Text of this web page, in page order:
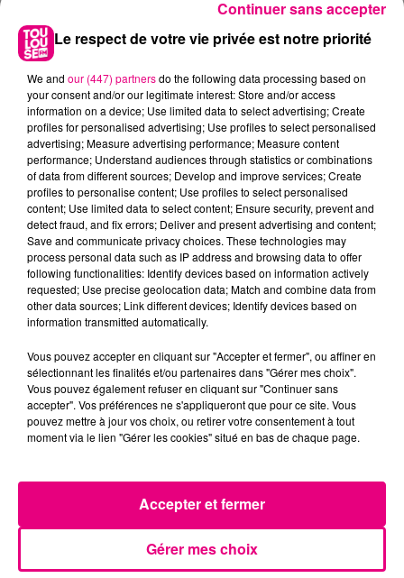
22 juillet 2026
Toulouse : circulation perturbée dans le
secteur François Verdier...
Le respect de votre vie privée est notre priorité
We and our (447) partnersdo the following data processing based on
your consent and/or our legitimate interest: Store and/or access
information on a device; Use limited data to select advertising; Create
profiles for personalised advertising; Use profiles to select personalised
advertising; Measure advertising performance; Measure content
performance; Understand audiences through statistics or combinations
of data from different sources; Develop and improve services; Create
profiles to personalise content; Use profiles to select personalised
content; Use limited data to select content; Ensure security, prevent and
detect fraud, and fix errors; Deliver and present advertising and content;
Save and communicate privacy choices. These technologies may
process personal data such as IP address and browsing data to offer
following functionalities: Identify devices based on information actively
requested; Use precise geolocation data; Match and combine data from
other data sources; Link different devices; Identify devices based on
information transmitted automatically.
Vous pouvez accepter en cliquant sur "Accepter et fermer", ou affiner en
sélectionnant les finalités et/ou partenaires dans "Gérer mes choix".
Vous pouvez également refuser en cliquant sur "Continuer sans
accepter". Vos préférences ne s'appliqueront que pour ce site. Vous
pouvez mettre à jour vos choix, ou retirer votre consentement à tout
moment via le lien "Gérer les cookies" situé en bas de chaque page.
Gérer mes choix
Accepter et fermer
Continuer sans accepter